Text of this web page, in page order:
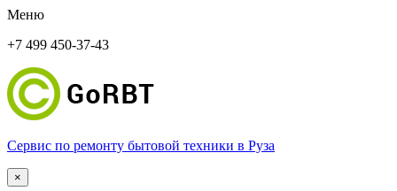
Меню
+7 499 450-37-43
Сервис по ремонту бытовой техники в Руза
×